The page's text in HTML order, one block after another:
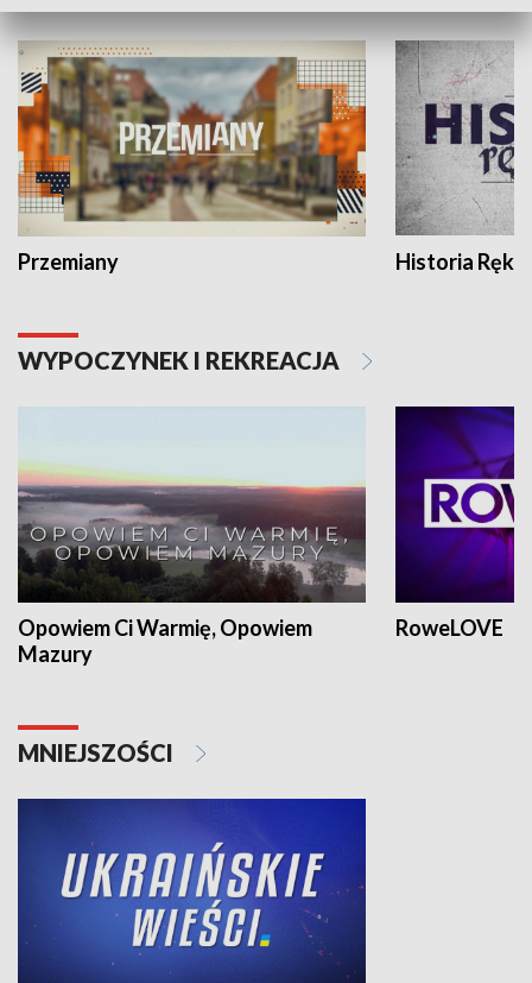
Przemiany Historia Ręką
WYPOCZYNEK I REKREACJA
Opowiem Ci Warmię, Opowiem
Mazury
RoweLOVE
MNIEJSZOŚCI